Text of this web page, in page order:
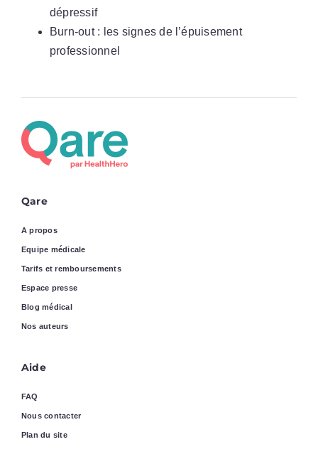
dépressif
Burn-out : les signes de l’épuisement
professionnel
Qare
A propos
Equipe médicale
Tarifs et remboursements
Espace presse
Blog médical
Nos auteurs
Aide
FAQ
Nous contacter
Plan du site